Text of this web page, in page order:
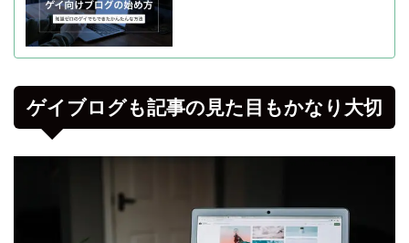
ゲイブログも記事の見た目もかなり大切